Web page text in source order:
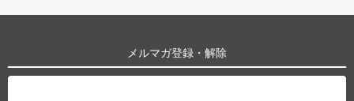
メルマガ登録・解除